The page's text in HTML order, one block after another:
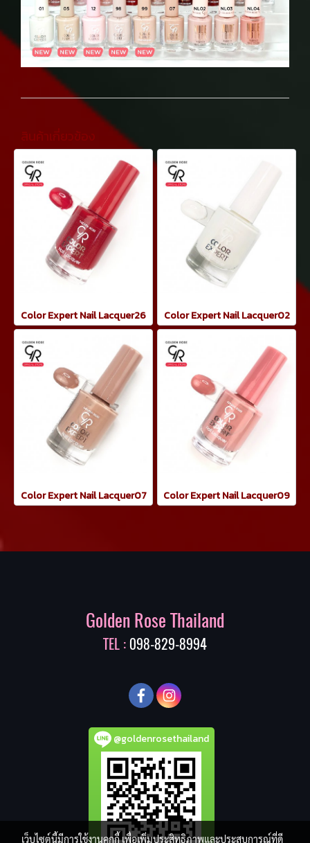
สินค้าเกี่ยวข้อง
Color Expert Nail Lacquer26 Color Expert Nail Lacquer02
Color Expert Nail Lacquer07 Color Expert Nail Lacquer09
Golden Rose Thailand
TEL : 098-829-8994
@goldenrosethailand
เว็บไซต์นี้มีการใช้งานคุกกี้ เพื่อเพิ่มประสิทธิภาพและประสบการณ์ที่ดี